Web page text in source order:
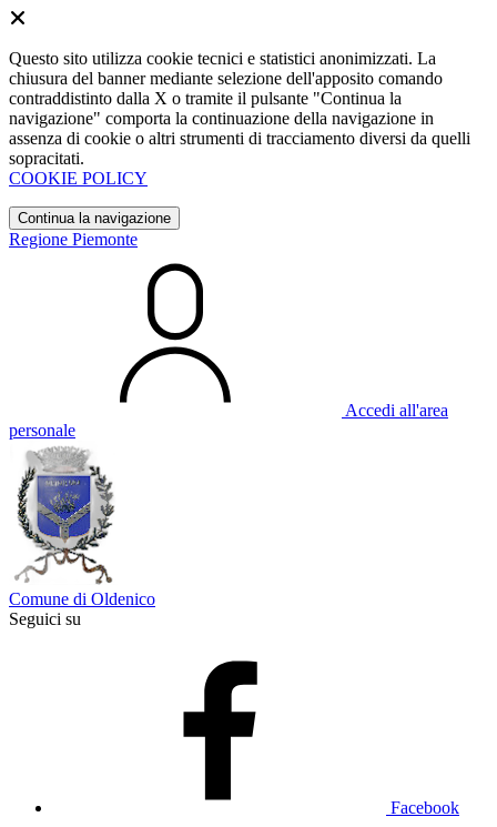
Questo sito utilizza cookie tecnici e statistici anonimizzati. La
chiusura del banner mediante selezione dell'apposito comando
contraddistinto dalla X o tramite il pulsante "Continua la
navigazione" comporta la continuazione della navigazione in
assenza di cookie o altri strumenti di tracciamento diversi da quelli
sopracitati.
COOKIE POLICY
Continua la navigazione
Regione Piemonte
Accedi all'area
personale
Comune di Oldenico
Seguici su
Facebook